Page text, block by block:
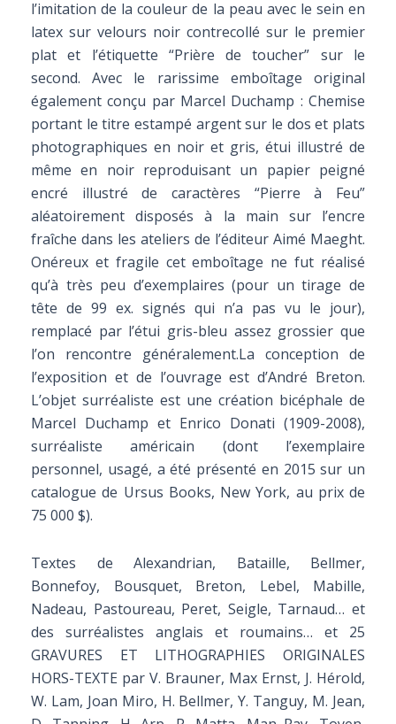
l’imitation de la couleur de la peau avec le sein en
latex sur velours noir contrecollé sur le premier
plat et l’étiquette “Prière de toucher” sur le
second. Avec le rarissime emboîtage original
également conçu par Marcel Duchamp : Chemise
portant le titre estampé argent sur le dos et plats
photographiques en noir et gris, étui illustré de
même en noir reproduisant un papier peigné
encré illustré de caractères “Pierre à Feu”
aléatoirement disposés à la main sur l’encre
fraîche dans les ateliers de l’éditeur Aimé Maeght.
Onéreux et fragile cet emboîtage ne fut réalisé
qu’à très peu d’exemplaires (pour un tirage de
tête de 99 ex. signés qui n’a pas vu le jour),
remplacé par l’étui gris-bleu assez grossier que
l’on rencontre généralement.La conception de
l’exposition et de l’ouvrage est d’André Breton.
L’objet surréaliste est une création bicéphale de
Marcel Duchamp et Enrico Donati (1909-2008),
surréaliste américain (dont l’exemplaire
personnel, usagé, a été présenté en 2015 sur un
catalogue de Ursus Books, New York, au prix de
75 000 $).
Textes de Alexandrian, Bataille, Bellmer,
Bonnefoy, Bousquet, Breton, Lebel, Mabille,
Nadeau, Pastoureau, Peret, Seigle, Tarnaud… et
des surréalistes anglais et roumains… et 25
GRAVURES ET LITHOGRAPHIES ORIGINALES
HORS-TEXTE par V. Brauner, Max Ernst, J. Hérold,
W. Lam, Joan Miro, H. Bellmer, Y. Tanguy, M. Jean,